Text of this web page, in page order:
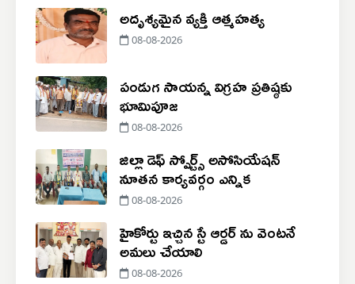
అదృశ్య‌మైన వ్య‌క్తి ఆత్మ‌హ‌త్య‌
08-08-2026
పండుగ సాయన్న విగ్రహ ప్రతిష్ఠకు
భూమిపూజ
08-08-2026
జిల్లా డెఫ్ స్పోర్ట్స్ అసోసియేషన్
నూతన కార్యవర్గం ఎన్నిక
08-08-2026
హైకోర్టు ఇచ్చిన స్టే ఆర్డర్ ను వెంటనే
అమలు చేయాలి
08-08-2026